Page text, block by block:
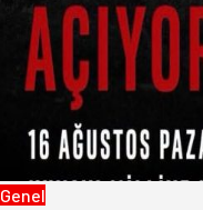
Genel